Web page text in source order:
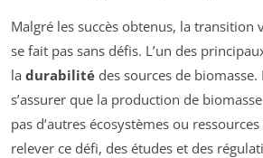
Malgré les succès obtenus, la transition
se fait pas sans défis. L’un des
la durabilité des sources de
s’assurer que la production de
pas d’autres écosystèmes ou
relever ce défi, des études et des